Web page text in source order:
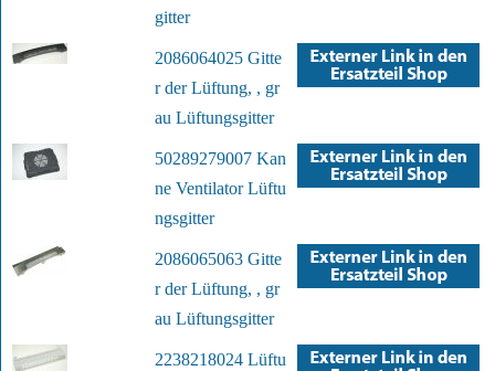
gitter
2086064025 Gitte
r der Lüftung, , gr
au Lüftungsgitter
50289279007 Kan
ne Ventilator Lüftu
ngsgitter
2086065063 Gitte
r der Lüftung, , gr
au Lüftungsgitter
2238218024 Lüftu